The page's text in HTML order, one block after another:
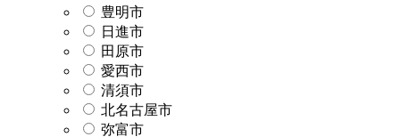
豊明市
日進市
田原市
愛西市
清須市
北名古屋市
弥富市